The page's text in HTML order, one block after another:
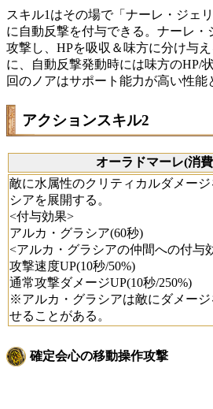
スキル1はその場で「ナーレ・ジェ
に自動反撃を付与できる。ナーレ・
攻撃し、HPを吸収＆味方に分け与
に、自動反撃発動時には味方のHP/
回のノアはサポート能力が高い性能
アクションスキル2
オーラドマーレ(消
敵に水属性のクリティカルダメー
シアを展開する。
<付与効果>
アルカ・グラシア(60秒)
<アルカ・グラシアの仲間への付与
攻撃速度UP(10秒/50%)
通常攻撃ダメージUP(10秒/250%)
※アルカ・グラシアは敵にダメージ
せることがある。
確定会心の移動操作攻撃